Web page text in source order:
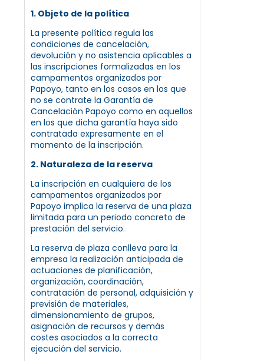
1. Objeto de la política
La presente política regula las
condiciones de cancelación,
devolución y no asistencia aplicables a
las inscripciones formalizadas en los
campamentos organizados por
Papoyo, tanto en los casos en los que
no se contrate la Garantía de
Cancelación Papoyo como en aquellos
en los que dicha garantía haya sido
contratada expresamente en el
momento de la inscripción.
2. Naturaleza de la reserva
La inscripción en cualquiera de los
campamentos organizados por
Papoyo implica la reserva de una plaza
limitada para un periodo concreto de
prestación del servicio.
La reserva de plaza conlleva para la
empresa la realización anticipada de
actuaciones de planificación,
organización, coordinación,
contratación de personal, adquisición y
previsión de materiales,
dimensionamiento de grupos,
asignación de recursos y demás
costes asociados a la correcta
ejecución del servicio.